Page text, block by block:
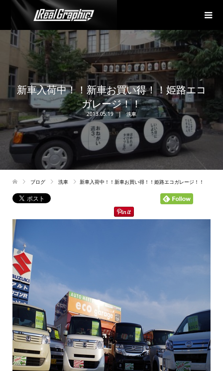
新車入荷中！！新車お買い得！！姫路エコ
ガレージ！！
2013.05.19 洗車
ブログ 洗車 新車入荷中！！新車お買い得！！姫路エコガレージ！！